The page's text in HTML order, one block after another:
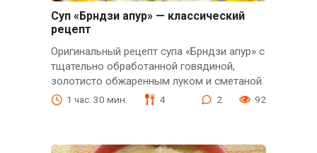
Суп «Брндзи апур» — классический
рецепт
Оригинальный рецепт супа «Брндзи апур» с
тщательно обработанной говядиной,
золотисто обжаренным луком и сметаной.
1 час. 30 мин. 4 2 92